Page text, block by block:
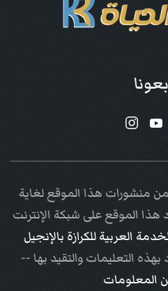
منشورات هذا الموقع لغاية
هذا الموقع على شبكة الإنترنت
العربية للكرازة بالإنجيل
بهذه التعليمات والتقيد بها --
المعلومات